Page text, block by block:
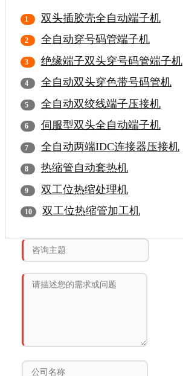
双头插胶壳全自动端子机
全自动穿号码管端子机
绝缘端子双头穿号码管端子机
全自动双头穿色带号码管机
全自动双绞线端子压接机
伺服型双头全自动端子机
全自动两端IDC连接器压接机
热缩管自动套热机
双工位热缩处理机
双工位热缩管加工机